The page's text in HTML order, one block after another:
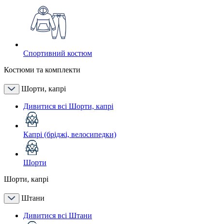
Спортивний костюм
Костюми та комплекти
Шорти, капрі
Дивитися всі Шорти, капрі
Капрі (бріджі, велосипедки)
Шорти
Шорти, капрі
Штани
Дивитися всі Штани